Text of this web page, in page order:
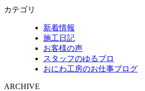
カテゴリ
新着情報
施工日記
お客様の声
スタッフのゆるブロ
おにわ工房のお仕事ブログ
ARCHIVE